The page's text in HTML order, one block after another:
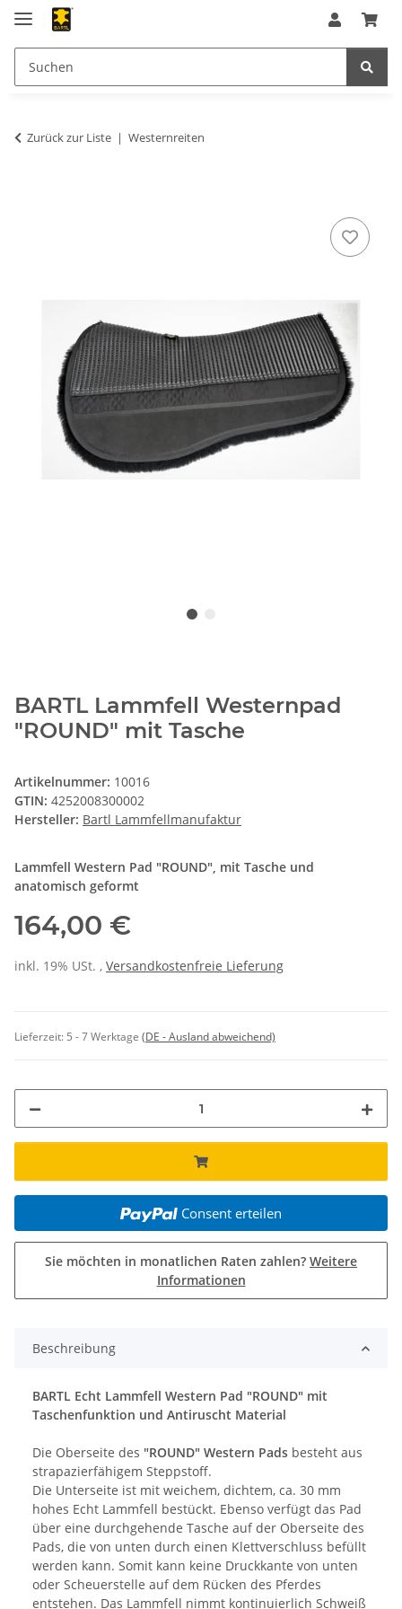
Zurück zur Liste Westernreiten
BARTL Lammfell Westernpad
"ROUND" mit Tasche
Artikelnummer: 10016
GTIN: 4252008300002
Hersteller: Bartl Lammfellmanufaktur
Lammfell Western Pad "ROUND", mit Tasche und
anatomisch geformt
164,00 €
inkl. 19% USt. , Versandkostenfreie Lieferung
Lieferzeit: 5 - 7 Werktage (DE - Ausland abweichend)
Consent erteilen
Sie möchten in monatlichen Raten zahlen? Weitere
Informationen
Beschreibung
BARTL Echt Lammfell Western Pad "ROUND" mit
Taschenfunktion und Antiruscht Material
Die Oberseite des "ROUND" Western Pads besteht aus
strapazierfähigem Steppstoff.
Die Unterseite ist mit weichem, dichtem, ca. 30 mm
hohes Echt Lammfell bestückt. Ebenso verfügt das Pad
über eine durchgehende Tasche auf der Oberseite des
Pads, die von unten durch einen Klettverschluss befüllt
werden kann. Somit kann keine Druckkante von unten
oder Scheuerstelle auf dem Rücken des Pferdes
entstehen. Das Lammfell nimmt kontinuierlich Schweiß